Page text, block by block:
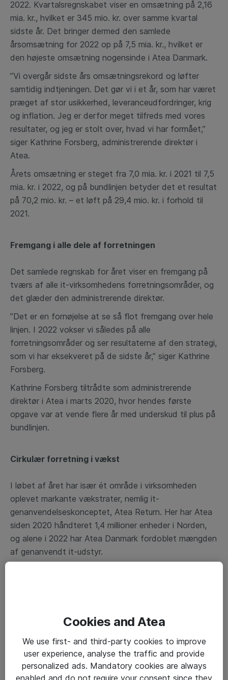
2022. Kvartalsregnskabet viser en omsætning på 2,16
mia. kr., hvilket er 345 mio. kr. over samme kvartal
sidste år. Det bringer dermed den samlede
årsomsætning for 2022 op på 7,5 mia. kr., hvilket er
den højeste omsætning nogensinde i Atea Danmark.
”Vi overgår sidste års omsætningsrekord og løfter
samtidig indtjeningen. Det gør vi i et år, som har været
præget af stor usikkerhed, leveranceudfordringer, krig
og inflation. Jeg er derfor meget tilfreds med vores
resultater, og jeg er stolt over, hvad vi har formået,”
siger Kathrine Forsberg, administrerende direktør i
Atea.
Årets omsætning er steget fra 7,0 mia. kr. i 2021 til 7,5
mia. kr. i 2022, og på bundlinjen betyder det et resultat
på 70,2 mio. kr. – et løft på 29,4 mio. kr. i forhold til
2021.
Fremgang i alle dele af forretningen
Det samlede regnskab for året viser en fremgang på
tværs af alle it-virksomhedens forretningsområder, og
det glæder den administrerende direktør.
”Det er en fornøjelse at se så flot fremgang over hele
linjen. I 2022 vokser vi således på alle
forretningsområder og ser resultaterne af den strategi,
som vi har eksekveret på de sidste år,” siger Kathrine
Forsberg.
Kathrine Forsberg tiltrådte som administrerende
direktør i Atea i marts 2020, hvor hendes første
opgave var at vende flere år med underskud til plus på
bundlinjen.
Cirkulær forretning i vækst
I løbet af året har især ét område i virksomheden
oplevet markante vækstrater, nemlig it-
genanvendelseskonceptet, Atea Return. Her har Atea
siden 2020 håndteret 1,4 millioner enheder i Norden,
og alene i 2022 har Atea Danmark fordoblet mængden
af genanvendt it-udstyr.
For nyligt kunne Atea endnu en gang høste
international anerkendelse, da Corporate Knights’
Global 100-indeks for andet år i træk kårede Atea som
Cookies and Atea
We use first- and third-party cookies to improve
user experience, analyse the traffic and provide
personalized ads. Mandatory cookies are always
enabled and do not require your consent since they